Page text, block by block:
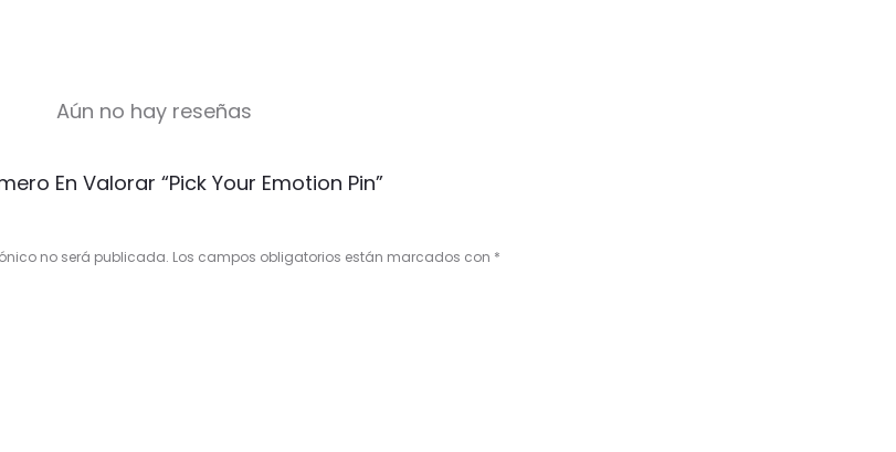
Aún no hay reseñas
En Valorar “Pick Your Emotion Pin”
no será publicada. Los campos obligatorios están marcados con *